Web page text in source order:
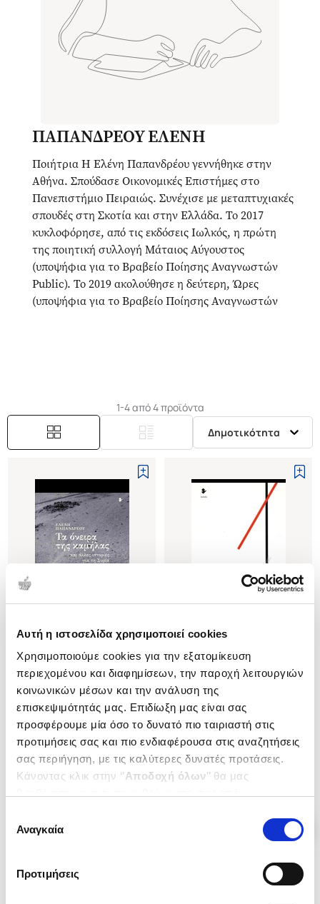
Αυτή η ιστοσελίδα χρησιμοποιεί cookies
Χρησιμοποιούμε cookies για την εξατομίκευση
περιεχομένου και διαφημίσεων, την παροχή λειτουργιών
κοινωνικών μέσων και την ανάλυση της
επισκεψιμότητάς μας. Επιδίωξη μας είναι σας
προσφέρουμε μία όσο το δυνατό πιο ταιριαστή στις
προτιμήσεις σας και πιο ενδιαφέρουσα στις αναζητήσεις
σας περιήγηση, με τις καλύτερες δυνατές προτάσεις.
Κάνοντας κλικ στην ‘’Αποδοχή όλων’’ θα μας
ενδιαφέρουν και να επιλέξετε από τα παρακάτω με την
΄΄και να ενημερωθείτε σχετικά με
συγκατάθεσης
Αναγκαία
Προτιμήσεις
ΠΑΠΑΝΔΡΕΟΥ ΕΛΕΝΗ
Ποιήτρια Η Ελένη Παπανδρέου γεννήθηκε στην
Αθήνα. Σπούδασε Οικονομικές Επιστήμες στο
Πανεπιστήμιο Πειραιώς. Συνέχισε με μεταπτυχιακές
σπουδές στη Σκοτία και στην Ελλάδα. Το 2017
κυκλοφόρησε, από τις εκδόσεις Ιωλκός, η πρώτη
της ποιητική συλλογή Μάταιος Αύγουστος
(υποψήφια για το Βραβείο Ποίησης Αναγνωστών
Public). Το 2019 ακολούθησε η δεύτερη, Ώρες
(υποψήφια για το Βραβείο Ποίησης Αναγνωστών
1-4 από 4 προϊόντα
Δημοτικότητα
Τα όνειρα της καμήλας και
άλλες ιστορίες για τη Συρία
(χαρτόδετη έκδοση)
ΠΑΠΑΝΔΡΕΟΥ ΕΛΕΝΗ
Κωδ. Πολιτείας 2120-0615
28 00€
Τιμή Έκδοσης
19.60€
Τιμή Πολιτείας
ΕΠΤΑ ΚΑΙ ΜΙΣΗ ΛΥΠΗ
ΠΑΠΑΝΔΡΕΟΥ ΕΛΕΝΗ
Κωδ. Πολιτείας:2120-0519
10 .00 €
Τιμή Έκδοσης
7 .00€
Τιμή Πολιτείας